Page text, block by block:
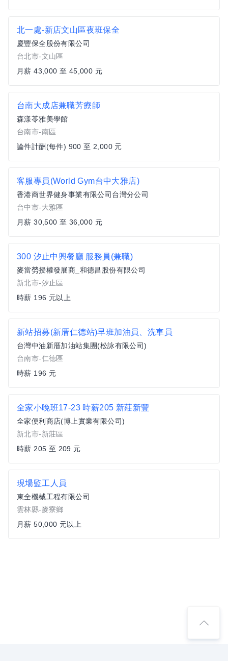
北一處-新店文山區夜班保全
慶豐保全股份有限公司
台北市-文山區
月薪 43,000 至 45,000 元
台南大成店兼職芳療師
森漾苓雅美學館
台南市-南區
論件計酬(每件) 900 至 2,000 元
客服專員(World Gym台中大雅店)
香港商世界健身事業有限公司台灣分公司
台中市-大雅區
月薪 30,500 至 36,000 元
300 汐止中興餐廳 服務員(兼職)
麥當勞授權發展商_和德昌股份有限公司
新北市-汐止區
時薪 196 元以上
新站招募(新厝仁德站)早班加油員、洗車員
台灣中油新厝加油站集團(松詠有限公司)
台南市-仁德區
時薪 196 元
全家小晚班17-23 時薪205 新莊新豐
全家便利商店(博上實業有限公司)
新北市-新莊區
時薪 205 至 209 元
現場監工人員
東全機械工程有限公司
雲林縣-麥寮鄉
月薪 50,000 元以上